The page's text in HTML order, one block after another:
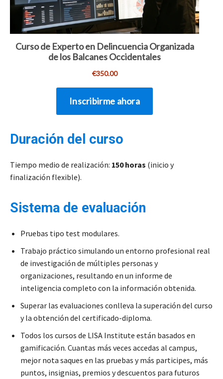
Duración del curso
Tiempo medio de realización: 150 horas (inicio y
finalización flexible).
Sistema de evaluación
Pruebas tipo test modulares.
Trabajo práctico simulando un entorno profesional real
de investigación de múltiples personas y
organizaciones, resultando en un informe de
inteligencia completo con la información obtenida.
Superar las evaluaciones conlleva la superación del curso
y la obtención del certificado-diploma.
Todos los cursos de LISA Institute están basados en
gamificación. Cuantas más veces accedas al campus,
mejor nota saques en las pruebas y más participes, más
puntos, insignias, premios y descuentos para futuros